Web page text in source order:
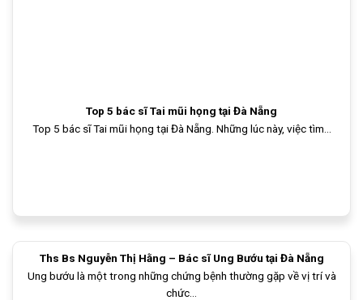
Top 5 bác sĩ Tai mũi họng tại Đà Nẵng
Top 5 bác sĩ Tai mũi họng tại Đà Nẵng. Những lúc này, việc tìm...
Ths Bs Nguyễn Thị Hằng – Bác sĩ Ung Bướu tại Đà Nẵng
Ung bướu là một trong những chứng bệnh thường gặp về vị trí và
chức...